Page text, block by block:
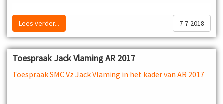
Lees verder... 7-7-2018
Toespraak Jack Vlaming AR 2017
Toespraak SMC Vz Jack Vlaming in het kader van AR 2017